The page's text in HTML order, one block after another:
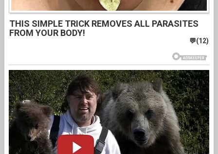
THIS SIMPLE TRICK REMOVES ALL PARASITES
FROM YOUR BODY!